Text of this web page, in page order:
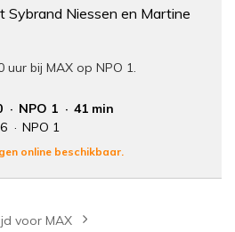
onze klantenservice.
Sybrand Niessen en Martine
bij MAX op NPO 1.
NPO 1
41 min
NPO 1
online beschikbaar.
voor MAX